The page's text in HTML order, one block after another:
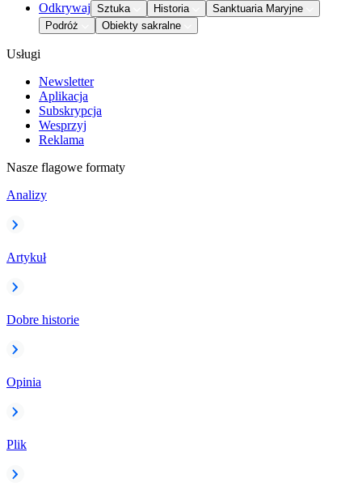
Odkrywaj Sztuka Historia
Sanktuaria Maryjne
Podróż
Obiekty sakralne
Usługi
Newsletter
Aplikacja
Subskrypcja
Wesprzyj
Reklama
Nasze flagowe formaty
Analizy
Artykuł
Dobre historie
Opinia
Plik